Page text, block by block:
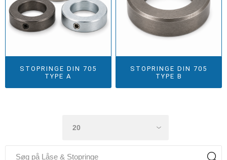
STOPRINGE DIN 705
TYPE A
STOPRINGE DIN 705
TYPE B